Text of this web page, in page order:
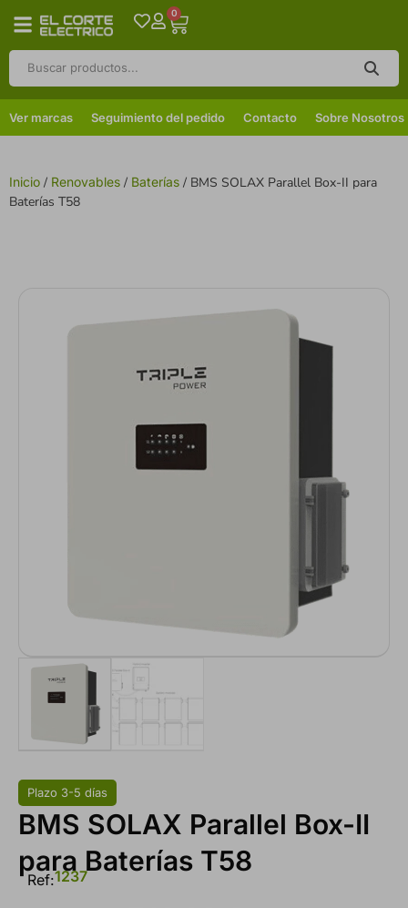
0
Ver marcas Seguimiento del pedido Contacto Sobre Nosotros
Inicio / Renovables / Baterías / BMS SOLAX Parallel Box-II para
Baterías T58
Plazo 3-5 días
BMS SOLAX Parallel Box-II
para Baterías T58
Ref:1237